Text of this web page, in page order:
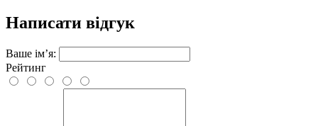
Написати відгук
Ваше ім’я:
Рейтинг